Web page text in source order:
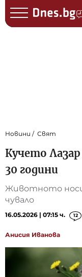
Новини Свят
Кучето
30 години
Животното
чувало
16.05.2026 | 07:15 ч. 12
Анисия Иванова